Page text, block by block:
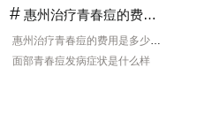
# 惠州治疗青春痘的费用是多少?青春痘的症状有什
惠州治疗青春痘的费用是多少?青春痘的症状有什
面部青春痘发病症状是什么样